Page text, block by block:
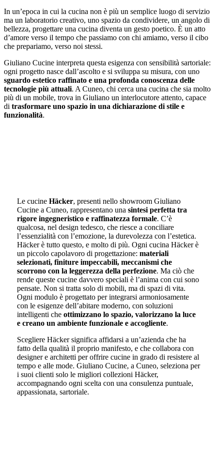
In un’epoca in cui la cucina non è più un semplice luogo di servizio
ma un laboratorio creativo, uno spazio da condividere, un angolo di
bellezza, progettare una cucina diventa un gesto poetico. È un atto
d’amore verso il tempo che passiamo con chi amiamo, verso il cibo
che prepariamo, verso noi stessi.
Giuliano Cucine interpreta questa esigenza con sensibilità sartoriale:
ogni progetto nasce dall’ascolto e si sviluppa su misura, con uno
sguardo estetico raffinato e una profonda conoscenza delle
tecnologie più attuali. A Cuneo, chi cerca una cucina che sia molto
più di un mobile, trova in Giuliano un interlocutore attento, capace
di trasformare uno spazio in una dichiarazione di stile e
funzionalità.
Le cucine Häcker, presenti nello showroom Giuliano
Cucine a Cuneo, rappresentano una sintesi perfetta tra
rigore ingegneristico e raffinatezza formale. C’è
qualcosa, nel design tedesco, che riesce a conciliare
l’essenzialità con l’emozione, la durevolezza con l’estetica.
Häcker è tutto questo, e molto di più. Ogni cucina Häcker è
un piccolo capolavoro di progettazione: materiali
selezionati, finiture impeccabili, meccanismi che
scorrono con la leggerezza della perfezione. Ma ciò che
rende queste cucine davvero speciali è l’anima con cui sono
pensate. Non si tratta solo di mobili, ma di spazi di vita.
Ogni modulo è progettato per integrarsi armoniosamente
con le esigenze dell’abitare moderno, con soluzioni
intelligenti che ottimizzano lo spazio, valorizzano la luce
e creano un ambiente funzionale e accogliente.
Scegliere Häcker significa affidarsi a un’azienda che ha
fatto della qualità il proprio manifesto, e che collabora con
designer e architetti per offrire cucine in grado di resistere al
tempo e alle mode. Giuliano Cucine, a Cuneo, seleziona per
i suoi clienti solo le migliori collezioni Häcker,
accompagnando ogni scelta con una consulenza puntuale,
appassionata, sartoriale.